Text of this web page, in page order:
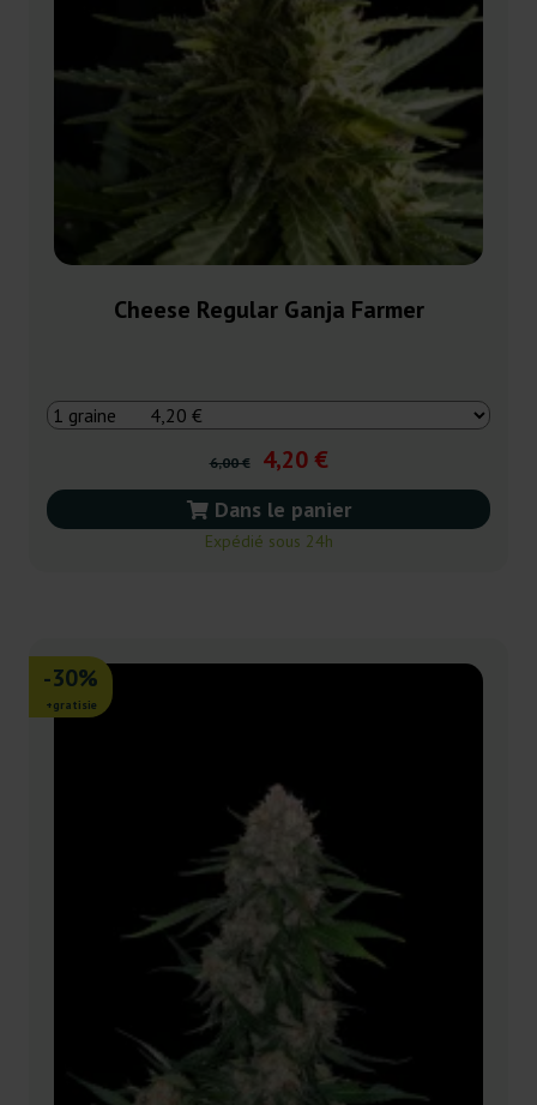
Cheese Regular Ganja Farmer
6,00 € 4,20 €
Dans le panier
Expédié sous 24h
-30%
+gratisie